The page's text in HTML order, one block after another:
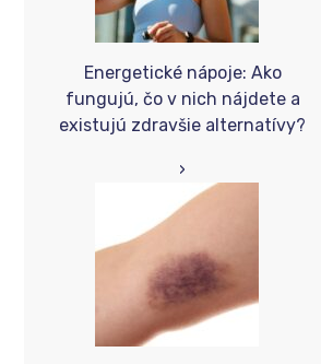
Energetické nápoje: Ako
fungujú, čo v nich nájdete a
existujú zdravšie alternatívy?
›